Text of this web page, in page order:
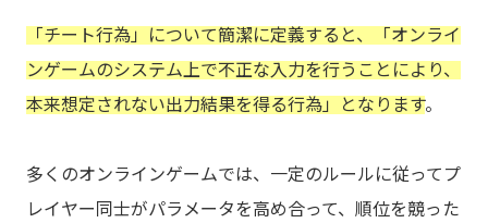
「チート行為」について簡潔に定義すると、「オンライ
ンゲームのシステム上で不正な入力を行うことにより、
本来想定されない出力結果を得る行為」となります。
多くのオンラインゲームでは、一定のルールに従ってプ
レイヤー同士がパラメータを高め合って、順位を競った